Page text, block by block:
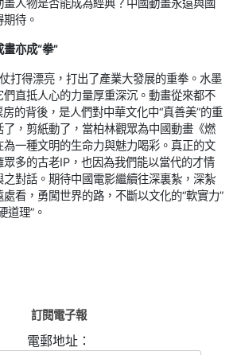
待。
亦成“拳”
打得漂亮，打出了產業大發展的重拳。水墨
直抵人心的力量厚重深沉。動畫從來都不
的背後，是人們對中華文化中“真善美”的重
，剪紙動了，當柏林觀眾為中國動畫《燃
為一種文明的生命力與魅力喝彩。真正的文
多的古老IP，也因為我們能以當代的才情
對話。期待中國電影繼續往深裏紮，深紮
看，勇闖世界的路，不斷以文化的“軟實力”
道理”。
訂閱電子報
電郵地址：